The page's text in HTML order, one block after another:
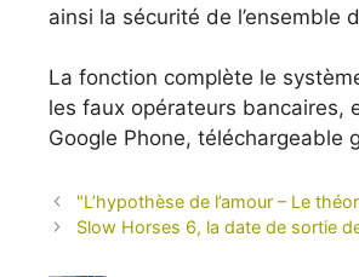
ainsi la sécurité de l’ensemble
La fonction complète le
les faux opérateurs bancaires,
Google Phone, téléchargeable
"L’hypothèse de l’amour – Le
Slow Horses 6, la date de sortie